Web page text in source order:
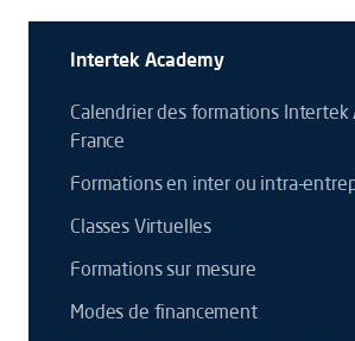
Intertek Academy
Calendrier des formations Intertek
France
Formations en inter ou intra-
Classes Virtuelles
Formations sur mesure
Modes de financement